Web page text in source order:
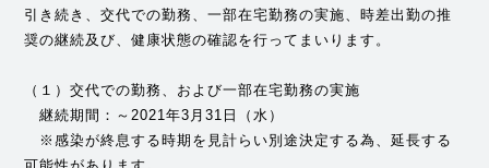
引き続き、交代での勤務、一部在宅勤務の実施、時差出勤の推
奨の継続及び、健康状態の確認を行ってまいります。
（１）交代での勤務、および一部在宅勤務の実施
継続期間：～2021年3月31日（水）
※感染が終息する時期を見計らい別途決定する為、延長する